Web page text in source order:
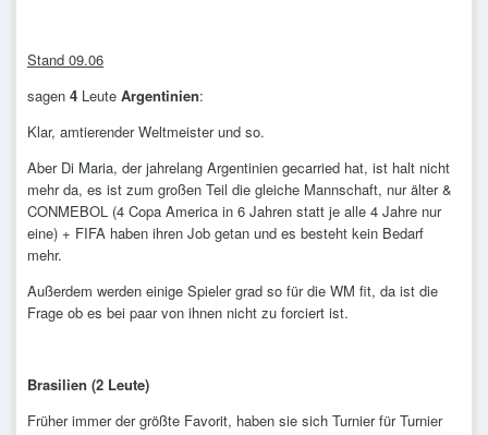
Stand 09.06
sagen 4 Leute Argentinien:
Klar, amtierender Weltmeister und so.
Aber Di Maria, der jahrelang Argentinien gecarried hat, ist halt nicht
mehr da, es ist zum großen Teil die gleiche Mannschaft, nur älter &
CONMEBOL (4 Copa America in 6 Jahren statt je alle 4 Jahre nur
eine) + FIFA haben ihren Job getan und es besteht kein Bedarf
mehr.
Außerdem werden einige Spieler grad so für die WM fit, da ist die
Frage ob es bei paar von ihnen nicht zu forciert ist.
Brasilien (2 Leute)
Früher immer der größte Favorit, haben sie sich Turnier für Turnier